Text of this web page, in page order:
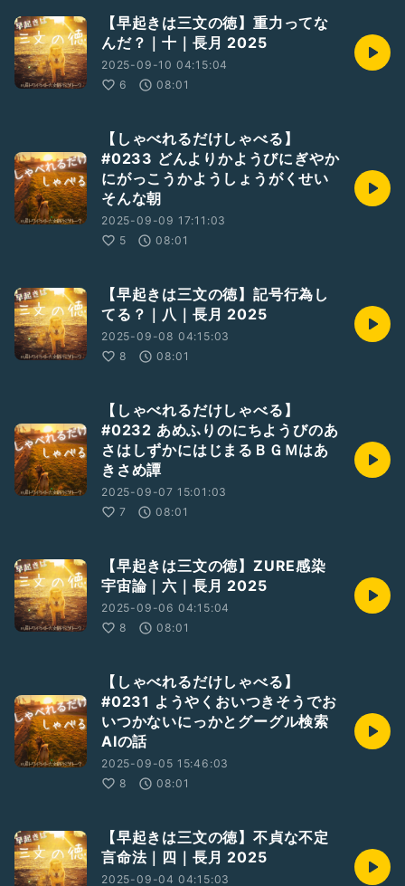
【早起きは三文の徳】重力ってな
んだ？｜十｜長月 2025
2025-09-10 04:15:04
6
08:01
【しゃべれるだけしゃべる】
#0233 どんよりかようびにぎやか
にがっこうかようしょうがくせい
そんな朝
2025-09-09 17:11:03
5
08:01
【早起きは三文の徳】記号行為し
てる？｜八｜長月 2025
2025-09-08 04:15:03
8
08:01
【しゃべれるだけしゃべる】
#0232 あめふりのにちようびのあ
さはしずかにはじまるＢＧＭはあ
きさめ譚
2025-09-07 15:01:03
7
08:01
【早起きは三文の徳】ZURE感染
宇宙論｜六｜長月 2025
2025-09-06 04:15:04
8
08:01
【しゃべれるだけしゃべる】
#0231 ようやくおいつきそうでお
いつかないにっかとグーグル検索
AIの話
2025-09-05 15:46:03
8
08:01
【早起きは三文の徳】不貞な不定
言命法｜四｜長月 2025
2025-09-04 04:15:03